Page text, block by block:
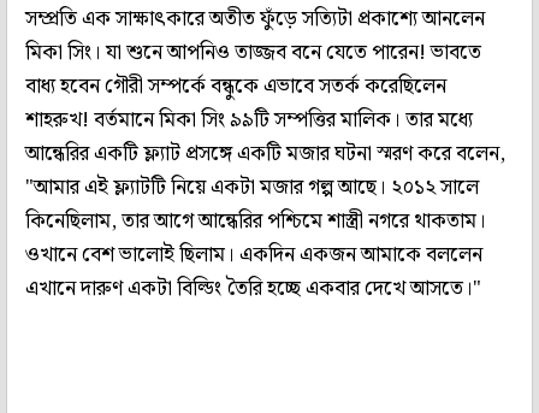
সম্প্রতি এক সাক্ষাৎকারে অতীত ফুঁড়ে সত্যিটা প্রকাশ্যে আনলেন
মিকা সিং। যা শুনে আপনিও তাজ্জব বনে যেতে পারেন! ভাবতে
বাধ্য হবেন গৌরী সম্পর্কে বন্ধুকে এভাবে সতর্ক করেছিলেন
শাহরুখ! বর্তমানে মিকা সিং ৯৯টি সম্পত্তির মালিক। তার মধ্যে
আন্ধেরির একটি ফ্ল্যাট প্রসঙ্গে একটি মজার ঘটনা স্মরণ করে বলেন,
"আমার এই ফ্ল্যাটটি নিয়ে একটা মজার গল্প আছে। ২০১২ সালে
কিনেছিলাম, তার আগে আন্ধেরির পশ্চিমে শাস্ত্রী নগরে থাকতাম।
ওখানে বেশ ভালোই ছিলাম। একদিন একজন আমাকে বললেন
এখানে দারুণ একটা বিল্ডিং তৈরি হচ্ছে একবার দেখে আসতে।"